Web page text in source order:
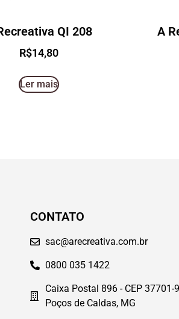
QI 208
R$14,80
Ler mais
A
CONTATO
sac@arecreativa.com.br
0800 035 1422
Caixa Postal 896 - CEP 37701-
Poços de Caldas, MG